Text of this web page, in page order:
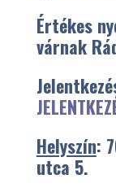
Értékes
várnak
Helyszín:
utca 5.